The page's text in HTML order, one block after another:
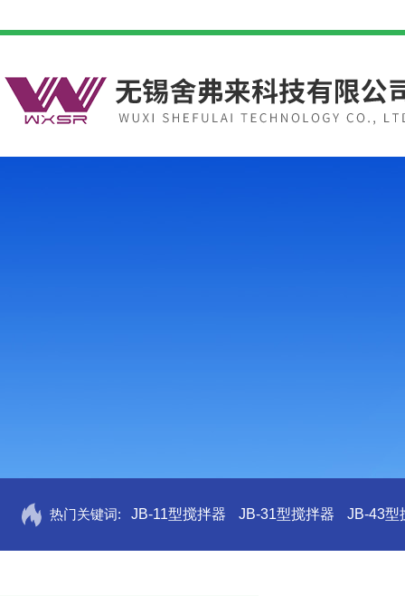
热门关键词: JB-11型搅拌器 JB-31型搅拌器 JB-43型